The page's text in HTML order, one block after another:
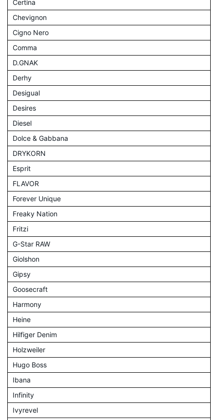
Certina
Chevignon
Cigno Nero
Comma
D.GNAK
Derhy
Desigual
Desires
Diesel
Dolce & Gabbana
DRYKORN
Esprit
FLAVOR
Forever Unique
Freaky Nation
Fritzi
G-Star RAW
Giolshon
Gipsy
Goosecraft
Harmony
Heine
Hilfiger Denim
Holzweiler
Hugo Boss
Ibana
Infinity
Ivyrevel